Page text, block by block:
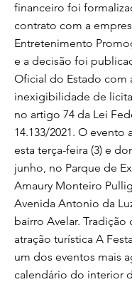
financeiro foi
contrato com a
Entretenimento
e a decisão foi
Oficial do Estado com
inexigibilidade de
no artigo 74 da Lei
14.133/2021. O evento
esta terça-feira (3) e
junho, no Parque de
Amaury Monteiro
Avenida Antonio da
bairro Avelar. Tradição
atração turística A
um dos eventos mais
calendário do interior